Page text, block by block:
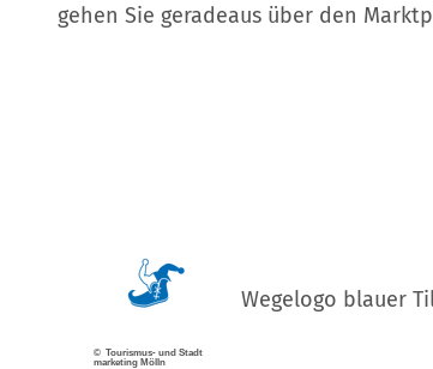
gehen Sie geradeaus über den
© Tourismus- und Stadt
marketing Mölln
Wegelogo blauer